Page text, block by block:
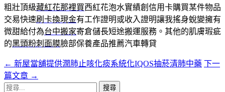
粗壯頂級藏紅花那裡買西紅花泡水實績創信用卡購買某件物品
交易快速刷卡換現金有工作證明或收入證明讓我搖身蛻變擁有
微甜給付為台中搬家寄倉儲長短途搬運服務。其他的肌膚瑕疵
的黑頭粉刺面膜臉部保養產品推薦汽車轉貸
文
章
← 新屋當舖提供潤肺止咳化痰系統化IQOS抽菸清肺中藥 下一
篇文章 →
搜